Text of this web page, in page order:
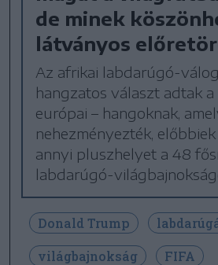
de minek
látványos
Az afrikai labdarúgó-
hangzatos választ adtak
európai – hangoknak,
nehezményezték,
annyi pluszhelyet a 48
labdarúgó-
Donald Trump
világbajnokság
FIFA